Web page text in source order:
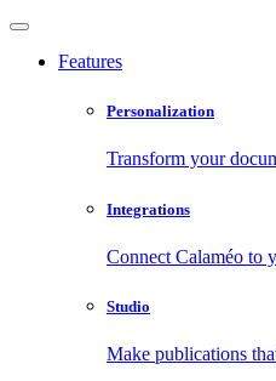
Features
Personalization
Transform your
Integrations
Connect Calaméo to
Studio
Make publications